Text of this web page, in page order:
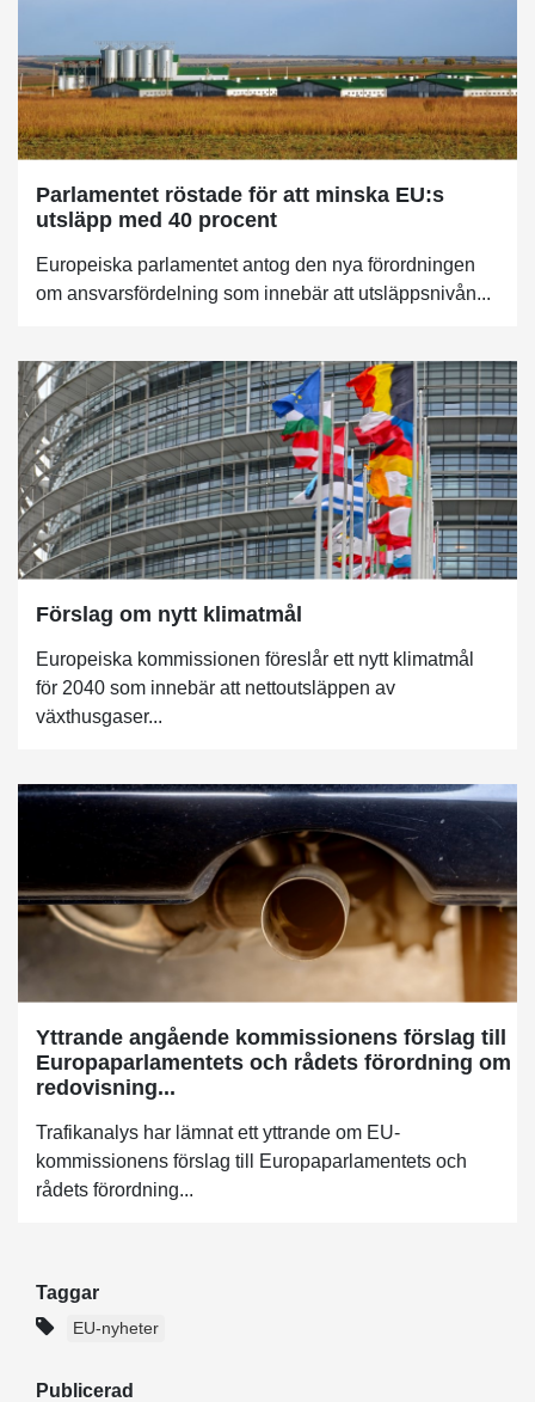
Parlamentet röstade för att minska EU:s
utsläpp med 40 procent
Europeiska parlamentet antog den nya förordningen
om ansvarsfördelning som innebär att utsläppsnivån...
Förslag om nytt klimatmål
Europeiska kommissionen föreslår ett nytt klimatmål
för 2040 som innebär att nettoutsläppen av
växthusgaser...
Yttrande angående kommissionens förslag till
Europaparlamentets och rådets förordning om
redovisning...
Trafikanalys har lämnat ett yttrande om EU-
kommissionens förslag till Europaparlamentets och
rådets förordning...
Taggar
EU-nyheter
Publicerad